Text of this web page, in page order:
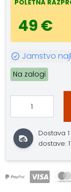
POLETNA
49 €
Jamstvo
Na zalogi
Dostava
dostave: